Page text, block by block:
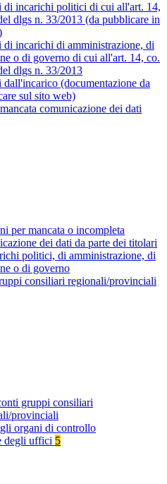
di incarichi politici di cui all'art. 14,
dlgs n. 33/2013 (da pubblicare in
di incarichi di amministrazione, di
o di governo di cui all'art. 14, co.
dlgs n. 33/2013
dall'incarico (documentazione da
sul sito web)
comunicazione dei dati
per mancata o incompleta
dei dati da parte dei titolari
politici, di amministrazione, di
o di governo
consiliari regionali/provinciali
gruppi consiliari
provinciali
organi di controllo
degli uffici 5